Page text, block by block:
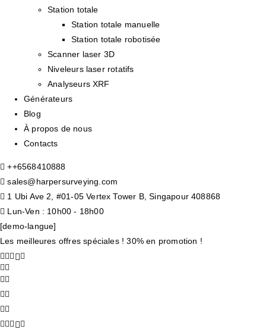
Station totale
Station totale manuelle
Station totale robotisée
Scanner laser 3D
Niveleurs laser rotatifs
Analyseurs XRF
Générateurs
Blog
À propos de nous
Contacts
++6568410888
sales@harpersurveying.com
1 Ubi Ave 2, #01-05 Vertex Tower B, Singapour 408868
Lun-Ven : 10h00 - 18h00
[demo-langue]
Les meilleures offres spéciales ! 30% en promotion !